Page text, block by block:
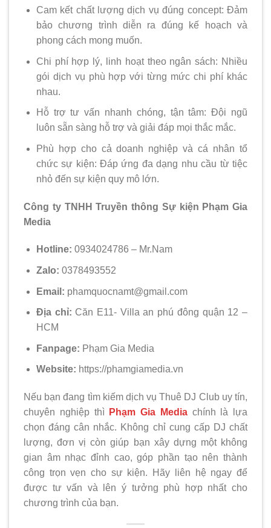
Cam kết chất lượng dịch vụ đúng concept: Đảm
bảo chương trình diễn ra đúng kế hoạch và
phong cách mong muốn.
Chi phí hợp lý, linh hoạt theo ngân sách: Nhiều
gói dịch vụ phù hợp với từng mức chi phí khác
nhau.
Hỗ trợ tư vấn nhanh chóng, tận tâm: Đội ngũ
luôn sẵn sàng hỗ trợ và giải đáp mọi thắc mắc.
Phù hợp cho cả doanh nghiệp và cá nhân tổ
chức sự kiện: Đáp ứng đa dạng nhu cầu từ tiệc
nhỏ đến sự kiện quy mô lớn.
Công ty TNHH Truyền thông Sự kiện Phạm Gia
Media
Hotline: 0934024786 – Mr.Nam
Zalo: 0378493552
Email: phamquocnamt@gmail.com
Địa chỉ: Căn E11- Villa an phú đông quận 12 –
HCM
Fanpage: Phạm Gia Media
Website: https://phamgiamedia.vn
Nếu bạn đang tìm kiếm dịch vụ Thuê DJ Club uy tín,
chuyên nghiệp thì Phạm Gia Mediachính là lựa
chọn đáng cân nhắc. Không chỉ cung cấp DJ chất
lượng, đơn vị còn giúp bạn xây dựng một không
gian âm nhạc đỉnh cao, góp phần tạo nên thành
công trọn vẹn cho sự kiện. Hãy liên hệ ngay để
được tư vấn và lên ý tưởng phù hợp nhất cho
chương trình của bạn.